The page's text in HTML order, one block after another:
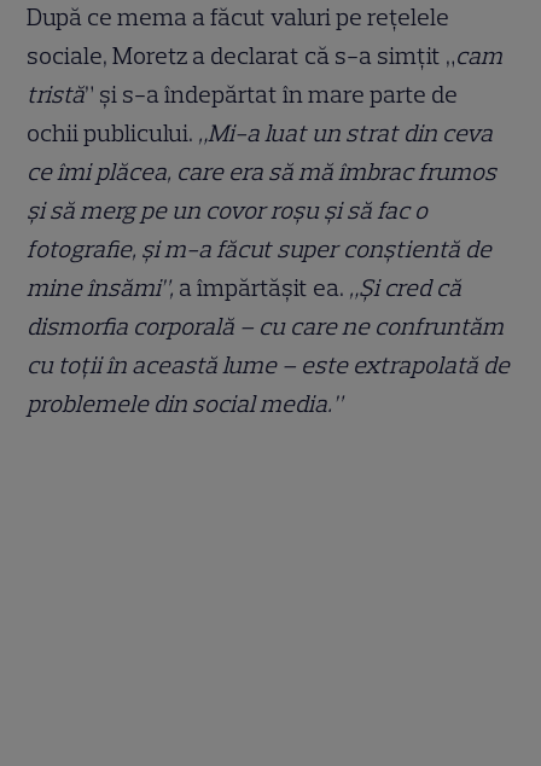
După ce mema a făcut valuri pe rețelele
sociale, Moretz a declarat că s-a simțit „cam
tristă” și s-a îndepărtat în mare parte de
ochii publicului. „Mi-a luat un strat din ceva
ce îmi plăcea, care era să mă îmbrac frumos
și să merg pe un covor roșu și să fac o
fotografie, și m-a făcut super conștientă de
mine însămi”, a împărtășit ea. „Și cred că
dismorfia corporală – cu care ne confruntăm
cu toții în această lume – este extrapolată de
problemele din social media.”